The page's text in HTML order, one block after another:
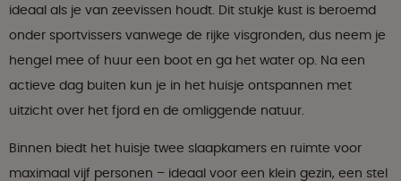
ideaal als je van zeevissen houdt. Dit stukje kust is beroemd
onder sportvissers vanwege de rijke visgronden, dus neem je
hengel mee of huur een boot en ga het water op. Na een
actieve dag buiten kun je in het huisje ontspannen met
uitzicht over het fjord en de omliggende natuur.
Binnen biedt het huisje twee slaapkamers en ruimte voor
maximaal vijf personen – ideaal voor een klein gezin, een stel